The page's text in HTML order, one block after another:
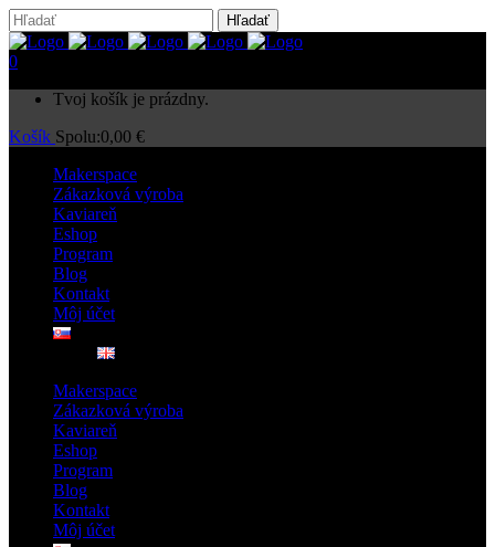
0
Tvoj košík je prázdny.
Košík Spolu:0,00 €
Makerspace
Zákazková výroba
Kaviareň
Eshop
Program
Blog
Kontakt
Môj účet
Makerspace
Zákazková výroba
Kaviareň
Eshop
Program
Blog
Kontakt
Môj účet